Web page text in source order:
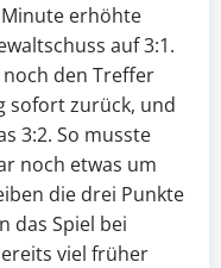
erhöhte
auf 3:1.
den Treffer
sofort zurück, und
3:2. So musste
noch etwas um
die drei Punkte
das Spiel bei
viel früher